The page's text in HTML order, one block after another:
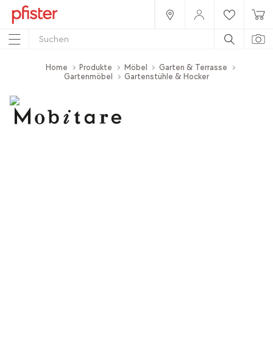
Home Produkte Möbel
Garten & Terrasse
Gartenmöbel
Gartenstühle & Hocker